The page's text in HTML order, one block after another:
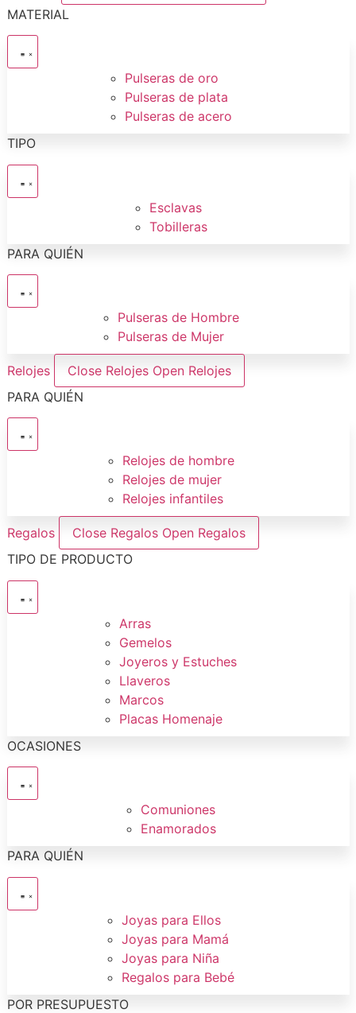
MATERIAL
Pulseras de oro
Pulseras de plata
Pulseras de acero
TIPO
Esclavas
Tobilleras
PARA QUIÉN
Pulseras de Hombre
Pulseras de Mujer
Relojes Close Relojes Open Relojes
PARA QUIÉN
Relojes de hombre
Relojes de mujer
Relojes infantiles
Regalos Close Regalos Open Regalos
TIPO DE PRODUCTO
Arras
Gemelos
Joyeros y Estuches
Llaveros
Marcos
Placas Homenaje
OCASIONES
Comuniones
Enamorados
PARA QUIÉN
Joyas para Ellos
Joyas para Mamá
Joyas para Niña
Regalos para Bebé
POR PRESUPUESTO